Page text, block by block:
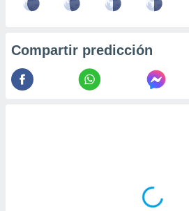
Compartir predicción